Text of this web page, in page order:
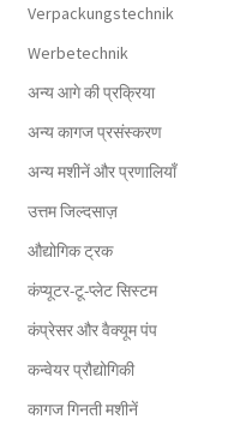
Verpackungstechnik
Werbetechnik
अन्य आगे की प्रक्रिया
अन्य कागज प्रसंस्करण
अन्य मशीनें और प्रणालियाँ
उत्तम जिल्दसाज़
औद्योगिक ट्रक
कंप्यूटर-टू-प्लेट सिस्टम
कंप्रेसर और वैक्यूम पंप
कन्वेयर प्रौद्योगिकी
कागज गिनती मशीनें